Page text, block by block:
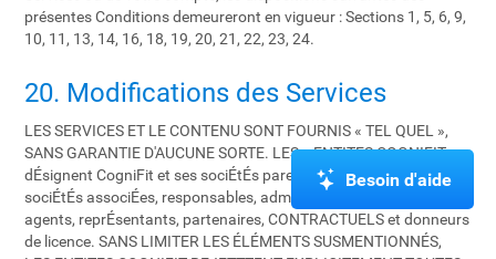
présentes Conditions demeureront en vigueur : Sections 1, 5, 6, 9,
10, 11, 13, 14, 16, 18, 19, 20, 21, 22, 23, 24.
20. Modifications des Services
LES SERVICES ET LE CONTENU SONT FOURNIS « TEL QUEL »,
SANS GARANTIE D'AUCUNE SORTE. LES « ENTITES COGNIFIT »
dÉsignent CogniFit et ses sociÉtÉs parentes, entitÉs affiliÉes,
sociÉtÉs associÉes, responsables, administrateurs, employÉs,
agents, reprÉsentants, partenaires, CONTRACTUELS et donneurs
de licence. SANS LIMITER LES ÉLÉMENTS SUSMENTIONNÉS,
Besoin d'aide